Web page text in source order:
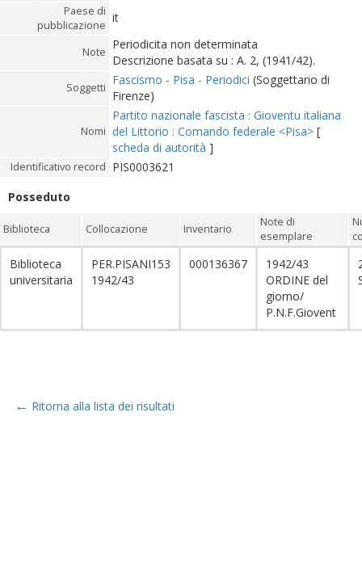
Paese di
pubblicazione
it
Note
Periodicita non determinata
Descrizione basata su : A. 2, (1941/42).
Soggetti
Fascismo - Pisa - Periodici (Soggettario di
Firenze)
Nomi
Partito nazionale fascista : Gioventu italiana
del Littorio : Comando federale <Pisa> [
scheda di autorità ]
Identificativo record PIS0003621
Posseduto
Biblioteca Collocazione Inventario
Note di
esemplare
Biblioteca
universitaria
PER.PISANI153
1942/43
000136367
1942/43
ORDINE del
giorno/
P.N.F.Giovent
← Ritorna alla lista dei risultati